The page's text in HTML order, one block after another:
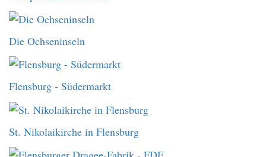
Die Ochseninseln
Flensburg - Südermarkt
St. Nikolaikirche in Flensburg